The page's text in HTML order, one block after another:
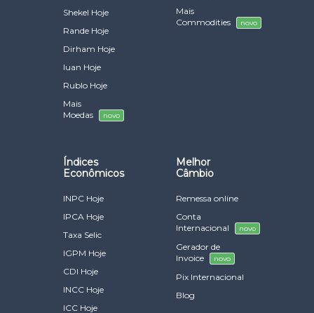
Shekel Hoje
Rande Hoje
Dirham Hoje
Iuan Hoje
Rublo Hoje
Mais
Moedas
novo
Mais
Commodities
novo
Índices
Econômicos
INPC Hoje
IPCA Hoje
Taxa Selic
IGPM Hoje
CDI Hoje
INCC Hoje
ICC Hoje
Melhor
Câmbio
Remessa online
Conta
Internacional
novo
Gerador de
Invoice
novo
Pix Internacional
Blog